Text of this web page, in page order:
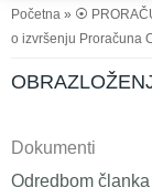
Početna » ⦿
o izvršenju Proračuna
Dokumenti
Odredbom